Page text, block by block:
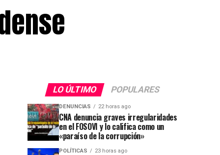
LO ÚLTIMO POPULARES
DENUNCIAS 22 horas ago
CNA denuncia graves irregularidades
en el FOSOVI y lo califica como un
«paraíso de la corrupción»
POLÍTICAS 23 horas ago